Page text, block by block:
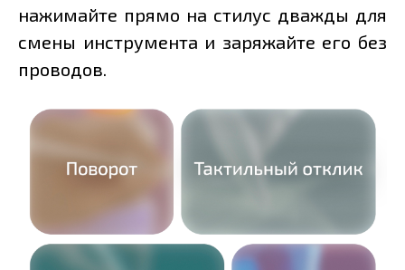
нажимайте прямо на стилус дважды для
смены инструмента и заряжайте его без
проводов.